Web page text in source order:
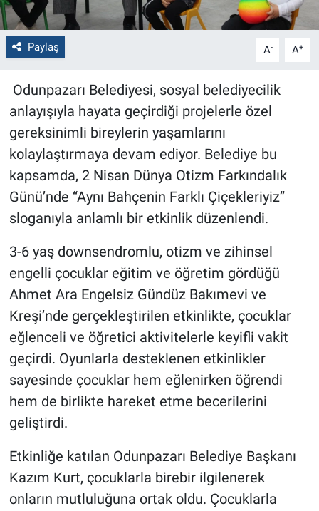
Paylaş A- A+
Odunpazarı Belediyesi, sosyal belediyecilik
anlayışıyla hayata geçirdiği projelerle özel
gereksinimli bireylerin yaşamlarını
kolaylaştırmaya devam ediyor. Belediye bu
kapsamda, 2 Nisan Dünya Otizm Farkındalık
Günü’nde “Aynı Bahçenin Farklı Çiçekleriyiz”
sloganıyla anlamlı bir etkinlik düzenlendi.
3-6 yaş downsendromlu, otizm ve zihinsel
engelli çocuklar eğitim ve öğretim gördüğü
Ahmet Ara Engelsiz Gündüz Bakımevi ve
Kreşi’nde gerçekleştirilen etkinlikte, çocuklar
eğlenceli ve öğretici aktivitelerle keyifli vakit
geçirdi. Oyunlarla desteklenen etkinlikler
sayesinde çocuklar hem eğlenirken öğrendi
hem de birlikte hareket etme becerilerini
geliştirdi.
Etkinliğe katılan Odunpazarı Belediye Başkanı
Kazım Kurt, çocuklarla birebir ilgilenerek
onların mutluluğuna ortak oldu. Çocuklarla
Kütahya
Gezi
Çevre
Yerel
Magazin
Bilim ve Teknoloji